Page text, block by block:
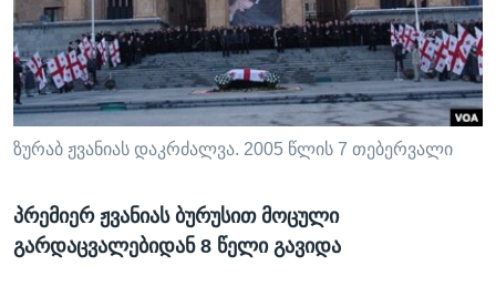
ᲡᲢᲣᲓᲘᲐ ᲕᲐᲨᲘᲜᲒᲢᲝᲜᲘ
ᲔᲙᲝᲜᲝᲛᲘᲙᲐ
ᲯᲐᲜᲛᲠᲗᲔᲚᲝᲑᲐ
ᲛᲔᲪᲜᲘᲔᲠᲔᲑᲐ
ᲘᲜᲢᲔᲠᲕᲘᲣ
ᲒᲐᲚᲘᲚᲔᲝ
ᲓᲔᲖᲘᲜᲤᲝᲠᲛᲐᲪᲘᲐ
Learning English
ᲗᲕᲐᲚᲘ ᲒᲕᲐᲓᲔᲕᲜᲔᲗ
ენები
ზურაბ ჟვანიას დაკრძალვა. 2005 წლის 7 თებერვალი
პრემიერ ჟვანიას ბურუსით მოცული
გარდაცვალებიდან 8 წელი გავიდა